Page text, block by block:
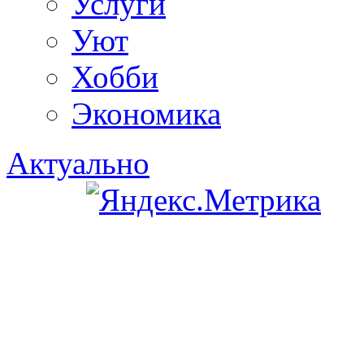
Уют
Хобби
Экономика
Актуально